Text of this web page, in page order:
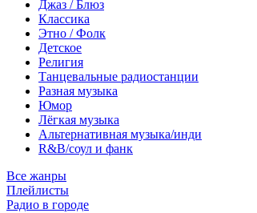
Джаз / Блюз
Классика
Этно / Фолк
Детское
Религия
Танцевальные радиостанции
Разная музыка
Юмор
Лёгкая музыка
Альтернативная музыка/инди
R&B/cоул и фанк
Все жанры
Плейлисты
Радио в городе